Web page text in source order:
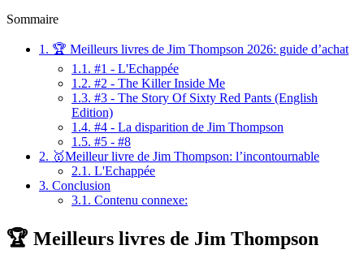
Sommaire
1. 🏆 Meilleurs livres de Jim Thompson 2026: guide d’achat
1.1. #1 - L'Echappée
1.2. #2 - The Killer Inside Me
1.3. #3 - The Story Of Sixty Red Pants (English
Edition)
1.4. #4 - La disparition de Jim Thompson
1.5. #5 - #8
2. 🥇Meilleur livre de Jim Thompson: l’incontournable
2.1. L'Echappée
3. Conclusion
3.1. Contenu connexe:
🏆 Meilleurs livres de Jim Thompson